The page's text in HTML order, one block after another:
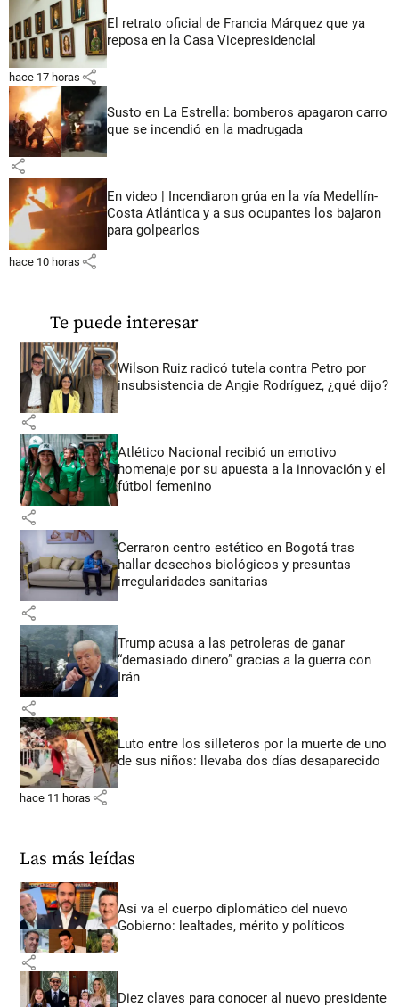
El retrato oficial de Francia Márquez que ya
reposa en la Casa Vicepresidencial
hace 17 horas share
Susto en La Estrella: bomberos apagaron carro
que se incendió en la madrugada
share
En video | Incendiaron grúa en la vía Medellín-
Costa Atlántica y a sus ocupantes los bajaron
para golpearlos
hace 10 horas share
Te puede interesar
Wilson Ruiz radicó tutela contra Petro por
insubsistencia de Angie Rodríguez, ¿qué dijo?
share
Atlético Nacional recibió un emotivo
homenaje por su apuesta a la innovación y el
fútbol femenino
share
Cerraron centro estético en Bogotá tras
hallar desechos biológicos y presuntas
irregularidades sanitarias
share
Trump acusa a las petroleras de ganar
“demasiado dinero” gracias a la guerra con
Irán
share
Luto entre los silleteros por la muerte de uno
de sus niños: llevaba dos días desaparecido
hace 11 horas share
Las más leídas
Así va el cuerpo diplomático del nuevo
Gobierno: lealtades, mérito y políticos
share
Diez claves para conocer al nuevo presidente